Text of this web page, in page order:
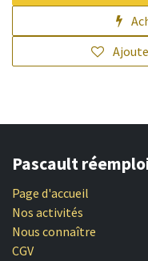
Pascault
Page d'accueil
Nos activités
Nous connaître
CGV